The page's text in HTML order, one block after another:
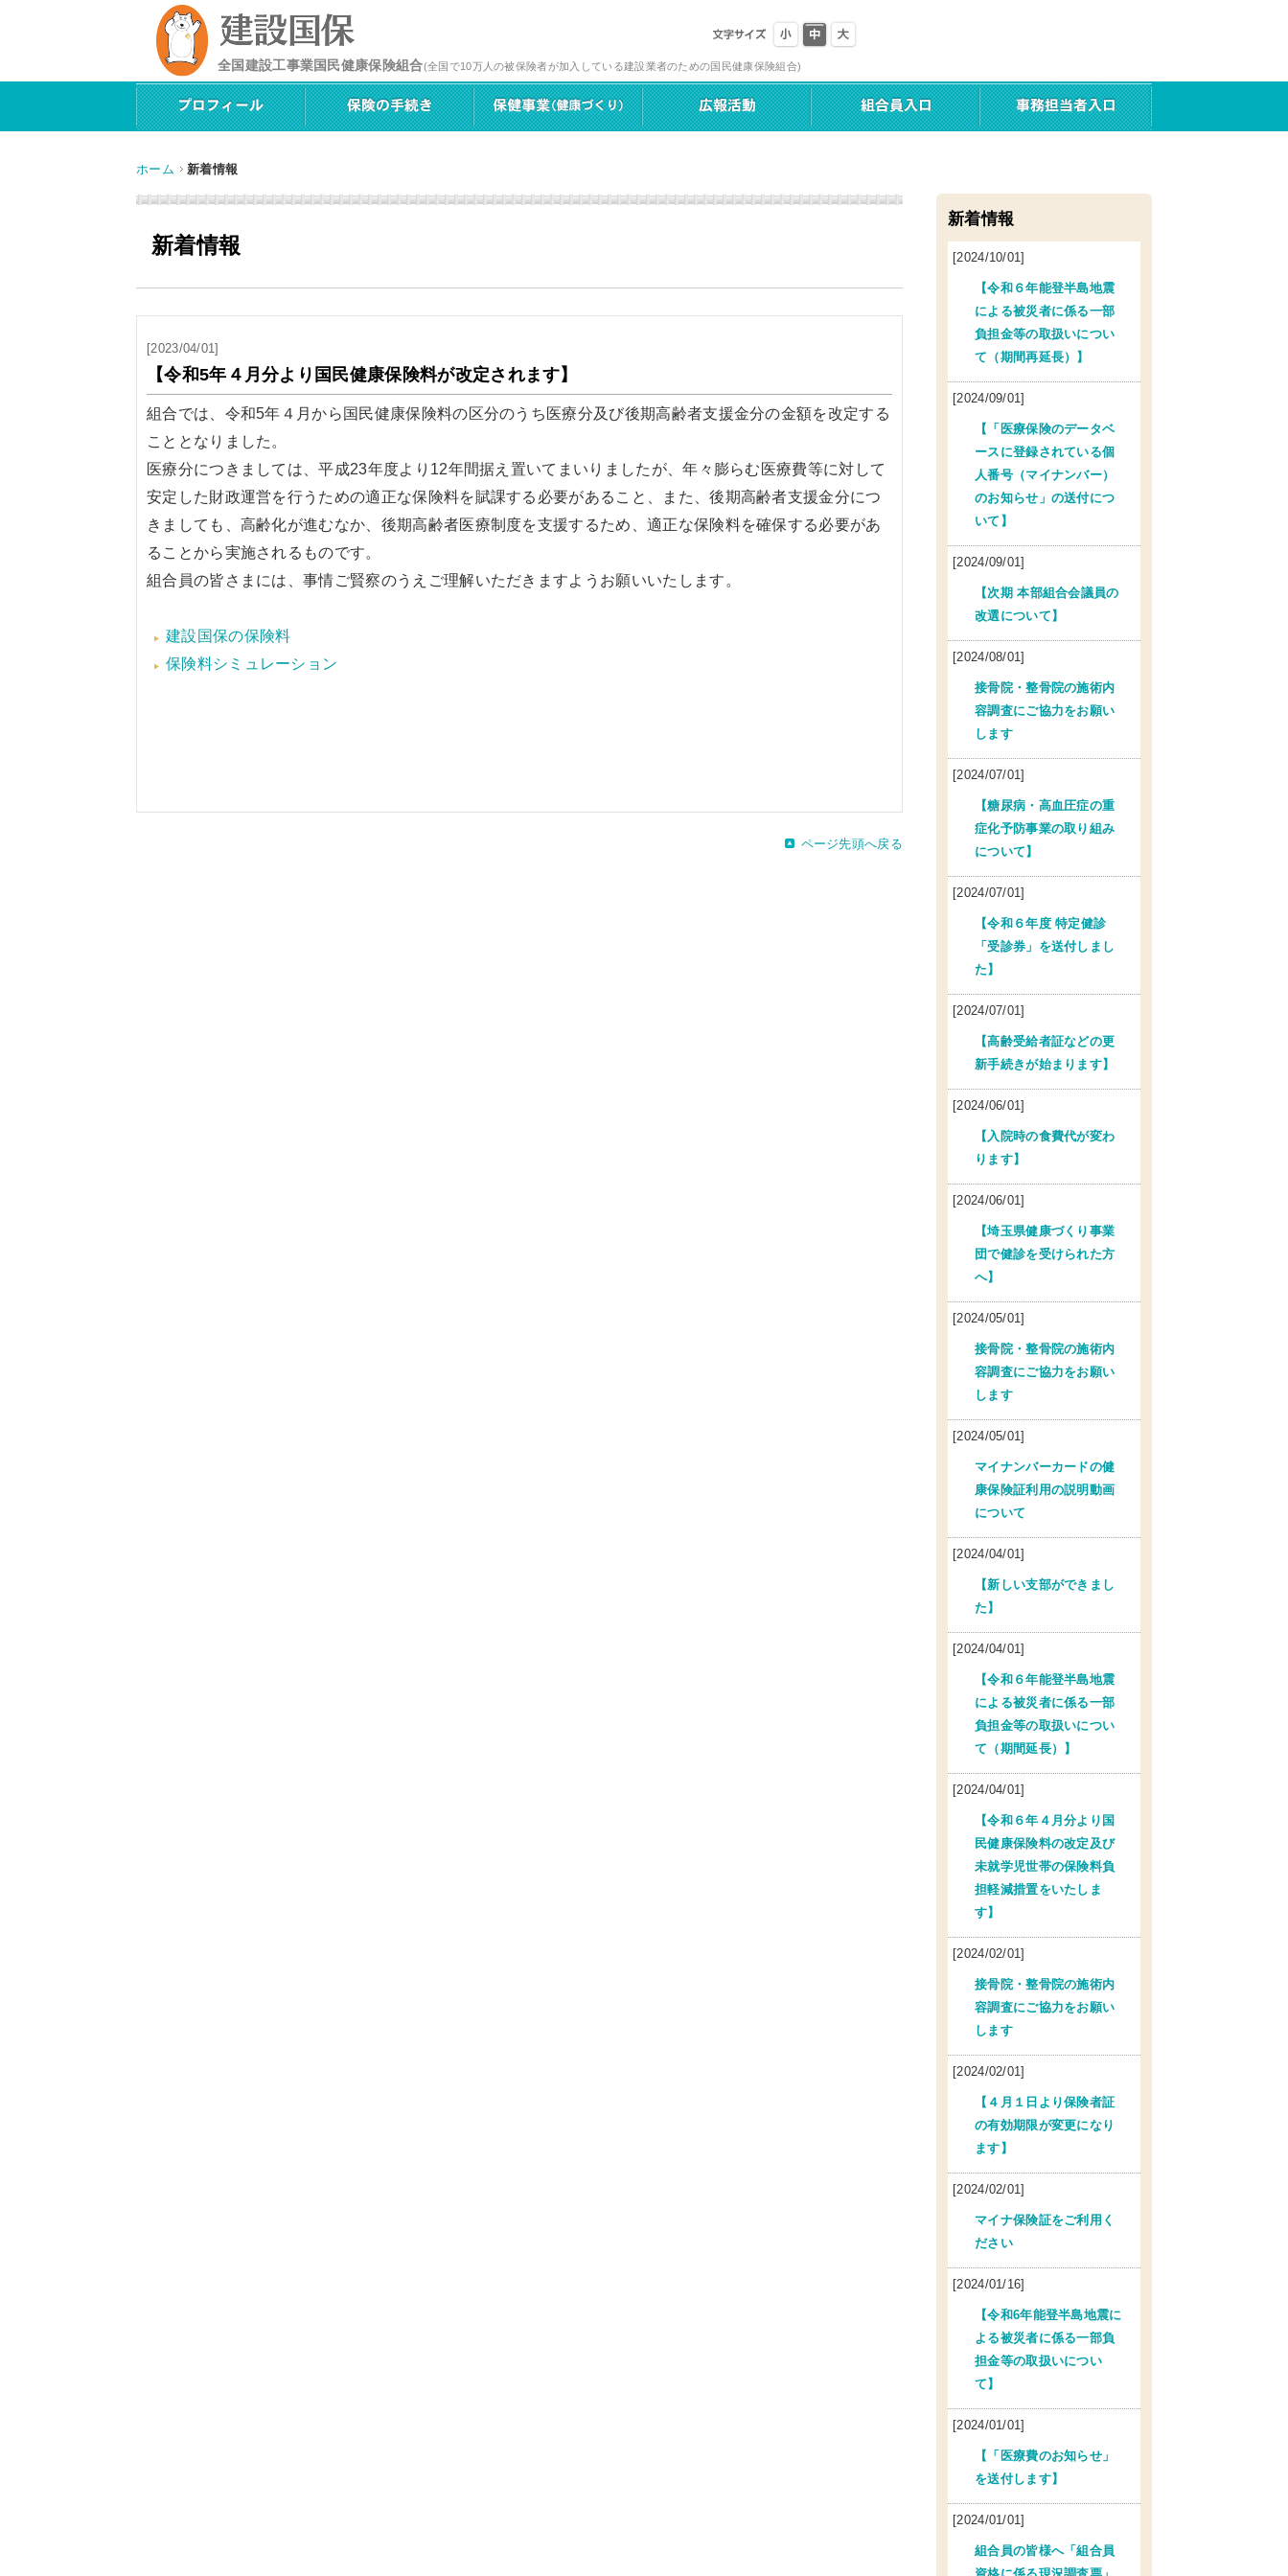
全国建設工事業国民健康保険組合(全国で10万人の被保険者が加入している建設業者のための国民健康保険組合)
ホーム 新着情報
新着情報
[2023/04/01]
【令和5年４月分より国民健康保険料が改定されます】
組合では、令和5年４月から国民健康保険料の区分のうち医療分及び後期高齢者支援金分の金額を改定する
こととなりました。
医療分につきましては、平成23年度より12年間据え置いてまいりましたが、年々膨らむ医療費等に対して
安定した財政運営を行うための適正な保険料を賦課する必要があること、また、後期高齢者支援金分につ
きましても、高齢化が進むなか、後期高齢者医療制度を支援するため、適正な保険料を確保する必要があ
ることから実施されるものです。
組合員の皆さまには、事情ご賢察のうえご理解いただきますようお願いいたします。
建設国保の保険料
保険料シミュレーション
ページ先頭へ戻る
新着情報
[2024/10/01]
【令和６年能登半島地震
による被災者に係る一部
負担金等の取扱いについ
て（期間再延長）】
[2024/09/01]
【「医療保険のデータベ
ースに登録されている個
人番号（マイナンバー）
のお知らせ」の送付につ
いて】
[2024/09/01]
【次期 本部組合会議員の
改選について】
[2024/08/01]
接骨院・整骨院の施術内
容調査にご協力をお願い
します
[2024/07/01]
【糖尿病・高血圧症の重
症化予防事業の取り組み
について】
[2024/07/01]
【令和６年度 特定健診
「受診券」を送付しまし
た】
[2024/07/01]
【高齢受給者証などの更
新手続きが始まります】
[2024/06/01]
【入院時の食費代が変わ
ります】
[2024/06/01]
【埼玉県健康づくり事業
団で健診を受けられた方
へ】
[2024/05/01]
接骨院・整骨院の施術内
容調査にご協力をお願い
します
[2024/05/01]
マイナンバーカードの健
康保険証利用の説明動画
について
[2024/04/01]
【新しい支部ができまし
た】
[2024/04/01]
【令和６年能登半島地震
による被災者に係る一部
負担金等の取扱いについ
て（期間延長）】
[2024/04/01]
【令和６年４月分より国
民健康保険料の改定及び
未就学児世帯の保険料負
担軽減措置をいたしま
す】
[2024/02/01]
接骨院・整骨院の施術内
容調査にご協力をお願い
します
[2024/02/01]
【４月１日より保険者証
の有効期限が変更になり
ます】
[2024/02/01]
マイナ保険証をご利用く
ださい
[2024/01/16]
【令和6年能登半島地震に
よる被災者に係る一部負
担金等の取扱いについ
て】
[2024/01/01]
【「医療費のお知らせ」
を送付します】
[2024/01/01]
組合員の皆様へ「組合員